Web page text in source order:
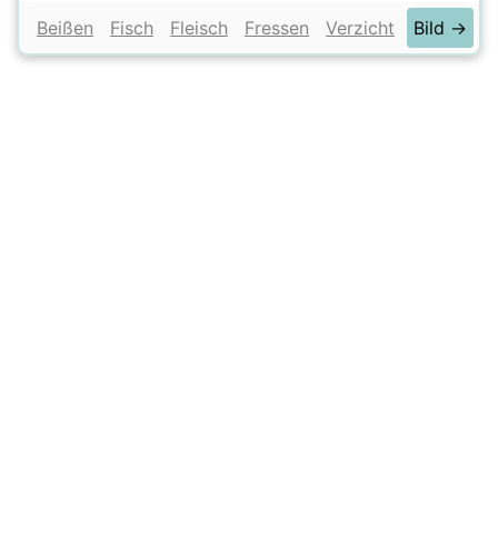
Beißen Fisch Fleisch Fressen Verzicht Bild →